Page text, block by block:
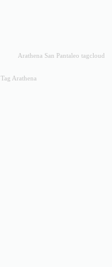
Arathena San Pantaleo tagcloud
Tag Arathena